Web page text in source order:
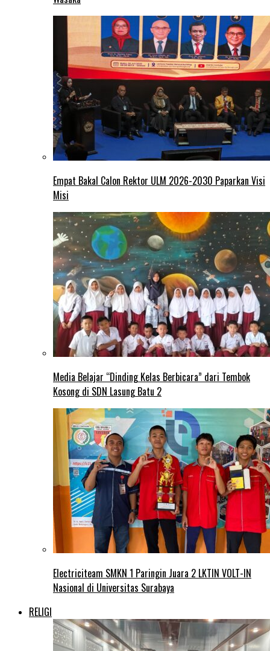
Empat Bakal Calon Rektor ULM 2026-2030 Paparkan Visi
Misi
Media Belajar “Dinding Kelas Berbicara” dari Tembok
Kosong di SDN Lasung Batu 2
Electriciteam SMKN 1 Paringin Juara 2 LKTIN VOLT-IN
Nasional di Universitas Surabaya
RELIGI